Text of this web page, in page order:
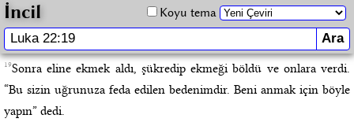
İncil Koyu tema
19Sonra eline ekmek aldı, şükredip ekmeği böldü ve onlara verdi.
“Bu sizin uğrunuza feda edilen bedenimdir. Beni anmak için böyle
yapın” dedi.